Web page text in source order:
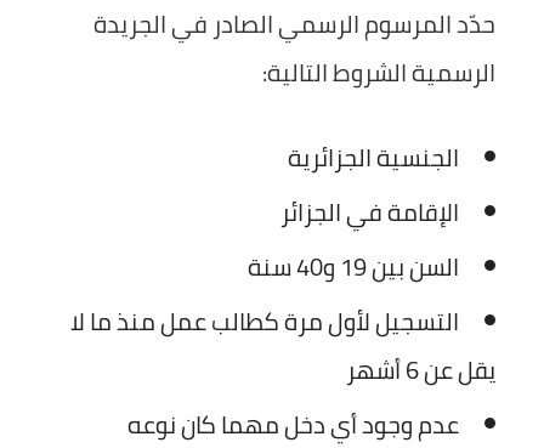
حدّد المرسوم الرسمي الصادر في الجريدة
الرسمية الشروط التالية:
الجنسية الجزائرية
الإقامة في الجزائر
السن بين 19 و40 سنة
التسجيل لأول مرة كطالب عمل منذ ما لا
يقل عن 6 أشهر
عدم وجود أي دخل مهما كان نوعه